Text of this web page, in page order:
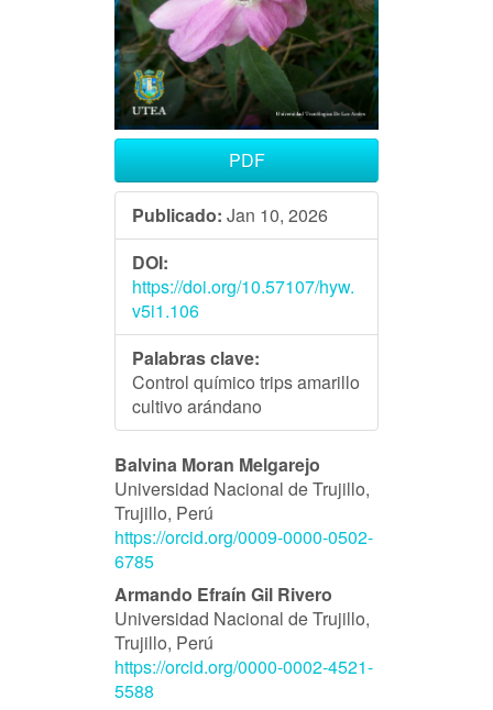
PDF
Publicado: Jan 10, 2026
DOI:
https://doi.org/10.57107/hyw.
v5i1.106
Palabras clave:
Control químico trips amarillo
cultivo arándano
Contenido
principal
del
artículo
Balvina Moran Melgarejo
Universidad Nacional de Trujillo,
Trujillo, Perú
https://orcid.org/0009-0000-0502-
6785
Armando Efraín Gil Rivero
Universidad Nacional de Trujillo,
Trujillo, Perú
https://orcid.org/0000-0002-4521-
5588